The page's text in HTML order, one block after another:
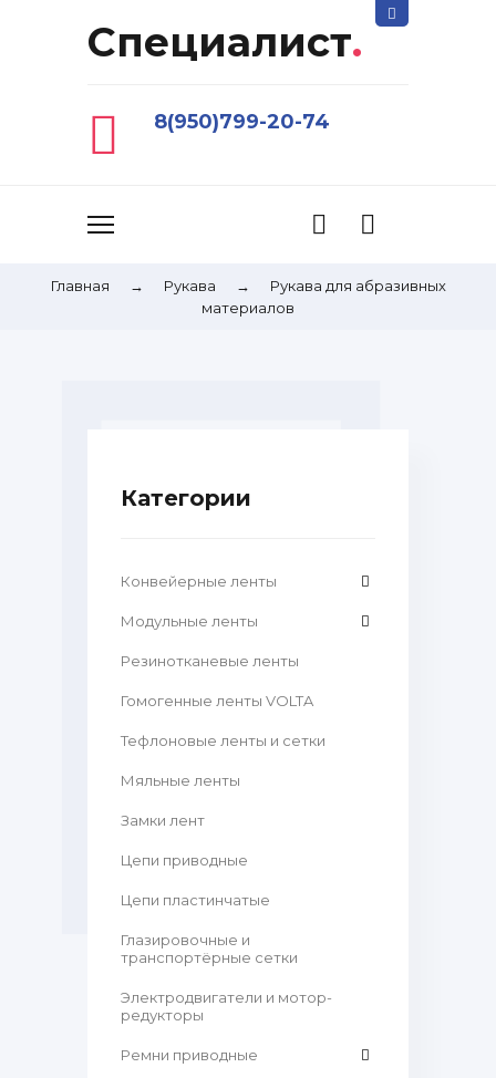
Специалист.
8(950)799-20-74
Главная → Рукава →
Рукава для абразивных
материалов
Категории
Конвейерные ленты
Модульные ленты
Резинотканевые ленты
Гомогенные ленты VOLTA
Тефлоновые ленты и сетки
Мяльные ленты
Замки лент
Цепи приводные
Цепи пластинчатые
Глазировочные и
транспортёрные сетки
Электродвигатели и мотор-
редукторы
Ремни приводные